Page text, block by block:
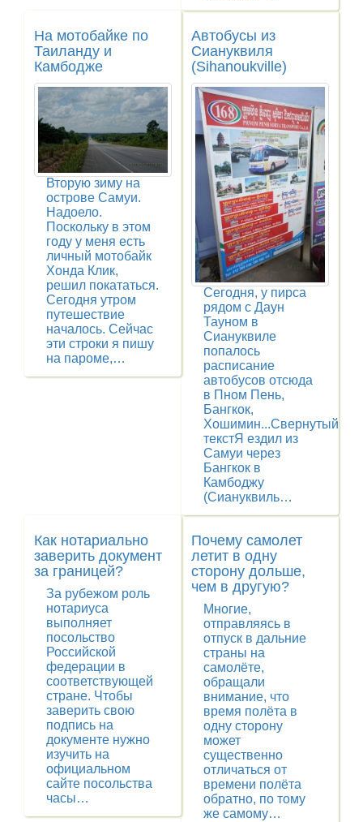
На мотобайке по
Таиланду и
Камбодже
Вторую зиму на
острове Самуи.
Надоело.
Поскольку в этом
году у меня есть
личный мотобайк
Хонда Клик,
решил покататься.
Сегодня утром
путешествие
началось. Сейчас
эти строки я пишу
на пароме,…
Автобусы из
Сиануквиля
(Sihanoukville)
Сегодня, у пирса
рядом с Даун
Тауном в
Сиануквиле
попалось
расписание
автобусов отсюда
в Пном Пень,
Бангкок,
Хошимин...Свернутый
текстЯ ездил из
Самуи через
Бангкок в
Камбоджу
(Сиануквиль…
Как нотариально
заверить документ
за границей?
За рубежом роль
нотариуса
выполняет
посольство
Российской
федерации в
соответствующей
стране. Чтобы
заверить свою
подпись на
документе нужно
изучить на
официальном
сайте посольства
часы…
Почему самолет
летит в одну
сторону дольше,
чем в другую?
Многие,
отправляясь в
отпуск в дальние
страны на
самолёте,
обращали
внимание, что
время полёта в
одну сторону
может
существенно
отличаться от
времени полёта
обратно, по тому
же самому…